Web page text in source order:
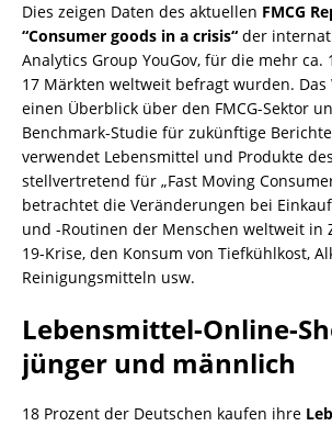
Dies zeigen Daten des aktuellen FMCG
“Consumer goods in a crisis“ der
Analytics Group YouGov, für die mehr ca.
17 Märkten weltweit befragt wurden.
einen Überblick über den FMCG-Sektor
Benchmark-Studie für zukünftige
verwendet Lebensmittel und Produkte
stellvertretend für „Fast Moving
betrachtet die Veränderungen bei
und -Routinen der Menschen weltweit in
19-Krise, den Konsum von Tiefkühlkost,
Reinigungsmitteln usw.
Lebensmittel-Online-
jünger und männlich
18 Prozent der Deutschen kaufen ihre